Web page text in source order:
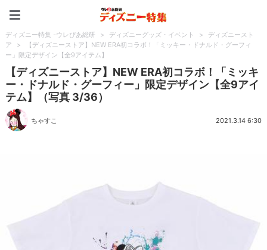
ディズニー特集 -ウレぴあ総研 > ディズニーグッズ・イベント >
ディズニースト
ア
>
【ディズニーストア】NEW ERA初コラボ！「ミッキー・ドナルド・グーフィ
ー」限定デザイン【全9アイテム】
【ディズニーストア】NEW ERA初コラボ！「ミッキ
ー・ドナルド・グーフィー」限定デザイン【全9アイ
テム】（写真 3/36）
ちゃすこ 2021.3.14 6:30